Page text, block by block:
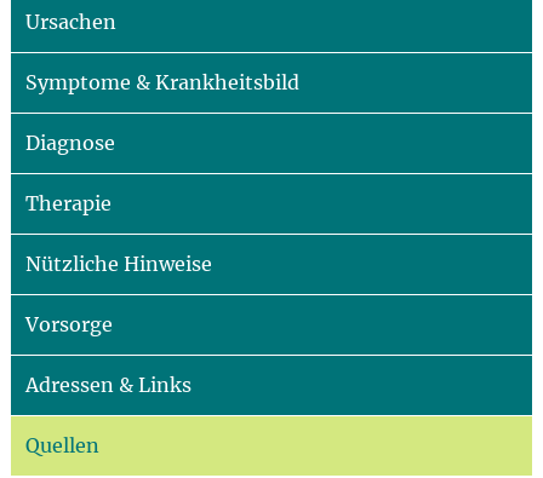
Ursachen
Symptome & Krankheitsbild
Diagnose
Therapie
Nützliche Hinweise
Vorsorge
Adressen & Links
Quellen